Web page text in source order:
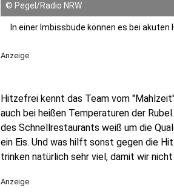
© Pegel/Radio NRW
In einer Imbissbude können es bei
Anzeige
Hitzefrei kennt das Team vom
auch bei heißen Temperaturen der
des Schnellrestaurants weiß um die
ein Eis. Und was hilft sonst gegen die
trinken natürlich sehr viel, damit wir nicht
Anzeige